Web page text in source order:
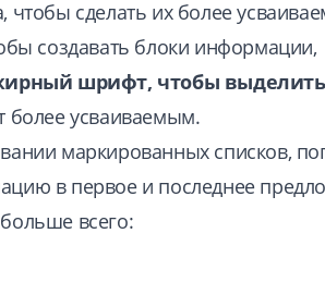
чтобы сделать их более
создавать блоки информации,
шрифт, чтобы
более усваиваемым.
маркированных списков,
в первое и последнее
всего: